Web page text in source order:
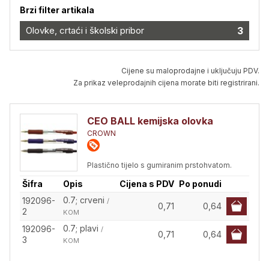
Brzi filter artikala
Olovke, crtaći i školski pribor 3
Cijene su maloprodajne i uključuju PDV.
Za prikaz veleprodajnih cijena morate biti registrirani.
CEO BALL kemijska olovka
CROWN
Plastično tijelo s gumiranim prstohvatom.
Šifra Opis Cijena s PDV Po ponudi
192096-
2
0.7; crveni /
KOM
0,71 0,64
192096-
3
0.7; plavi /
KOM
0,71 0,64